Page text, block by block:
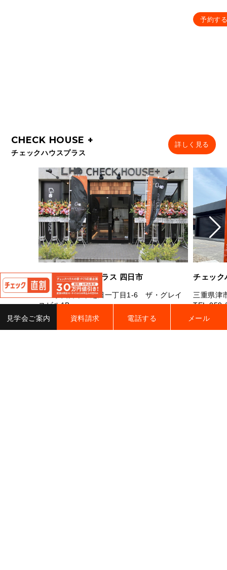
予約す
チェックハウスプラス
詳しく見る
チェックハウスプラス 四日市
三重県四日市市芝田一丁目1-6 ザ・グレイ
スビル1B
TEL.
059-327-7181
FAX.059-327-7182
チェック
三重県津
TEL.059-
営業時間
見学会ご案内 資料請求 電話する メール